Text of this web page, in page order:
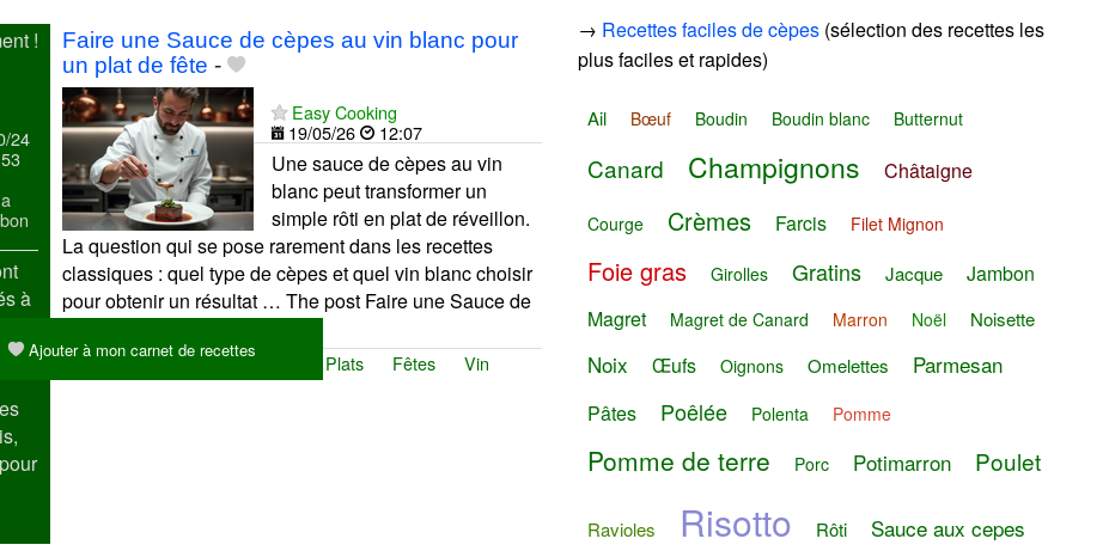
!
Ajouter à mon carnet de recettes
24
à
Faire une Sauce de cèpes au vin blanc pour
un plat de fête -
Easy Cooking
19/05/26
12:07
Une sauce de cèpes au vin
blanc peut transformer un
simple rôti en plat de réveillon.
La question qui se pose rarement dans les recettes
classiques : quel type de cèpes et quel vin blanc choisir
pour obtenir un résultat … The post Faire une Sauce de
Vin blanc Sauces Cèpes Plats Fêtes Vin
→ Recettes faciles de cèpes (sélection des recettes les
plus faciles et rapides)
Ail Bœuf Boudin Boudin blanc Butternut
Canard Champignons Châtaigne
Courge Crèmes Farcis Filet Mignon
Foie gras Girolles Gratins Jacque
Jambon
Magret
Magret de Canard Marron Noël Noisette
Noix Œufs Oignons Omelettes Parmesan
Pâtes Poêlée Polenta Pomme
Pomme de terre Porc Potimarron Poulet
Ravioles Risotto Rôti Sauce aux cepes